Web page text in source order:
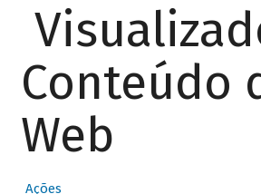
Conteúdo
Web
Ações